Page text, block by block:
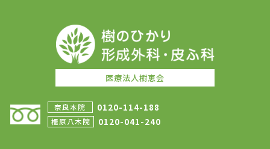
医療法人樹恵会
奈良本院 0120-114-188
橿原八木院 0120-041-240